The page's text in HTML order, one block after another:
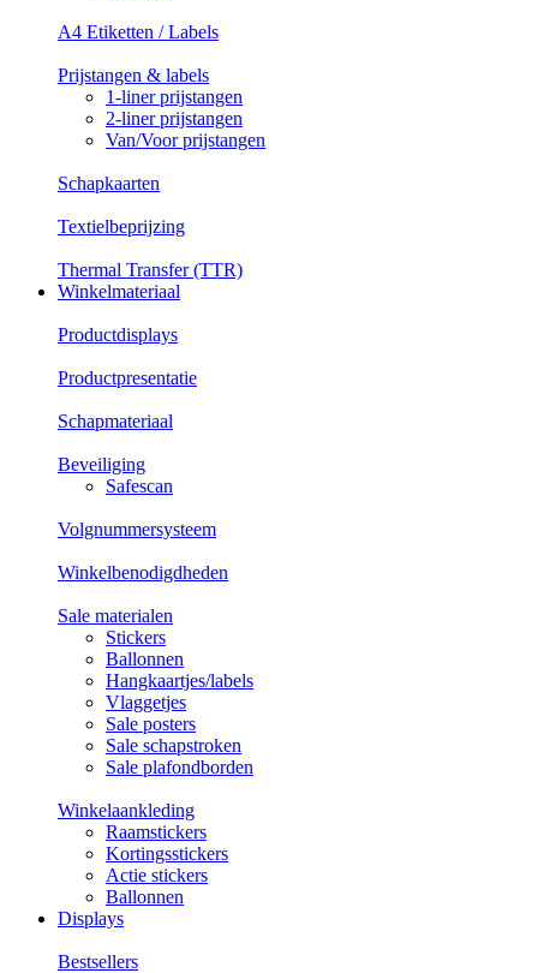
A4 Etiketten / Labels
Prijstangen & labels
1-liner prijstangen
2-liner prijstangen
Van/Voor prijstangen
Schapkaarten
Textielbeprijzing
Thermal Transfer (TTR)
Winkelmateriaal
Productdisplays
Productpresentatie
Schapmateriaal
Beveiliging
Safescan
Volgnummersysteem
Winkelbenodigdheden
Sale materialen
Stickers
Ballonnen
Hangkaartjes/labels
Vlaggetjes
Sale posters
Sale schapstroken
Sale plafondborden
Winkelaankleding
Raamstickers
Kortingsstickers
Actie stickers
Ballonnen
Displays
Bestsellers